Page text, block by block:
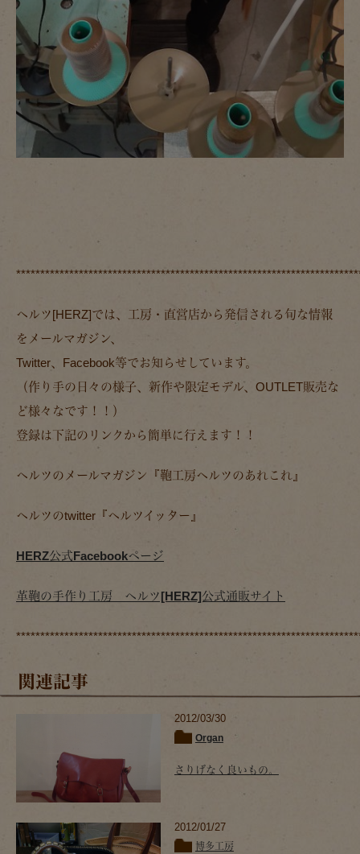
ヘルツ[HERZ]では、工房・直営店から発信される旬な情報
をメールマガジン、
Twitter、Facebook等でお知らせしています。
（作り手の日々の様子、新作や限定モデル、OUTLET販売な
ど様々なです！！）
登録は下記のリンクから簡単に行えます！！
ヘルツのメールマガジン『鞄工房ヘルツのあれこれ』
ヘルツのtwitter『ヘルツイッター』
HERZ公式Facebookページ
革鞄の手作り工房 ヘルツ[HERZ]公式通販サイト
関連記事
2012/03/30
Organ
さりげなく良いもの。
2012/01/27
博多工房